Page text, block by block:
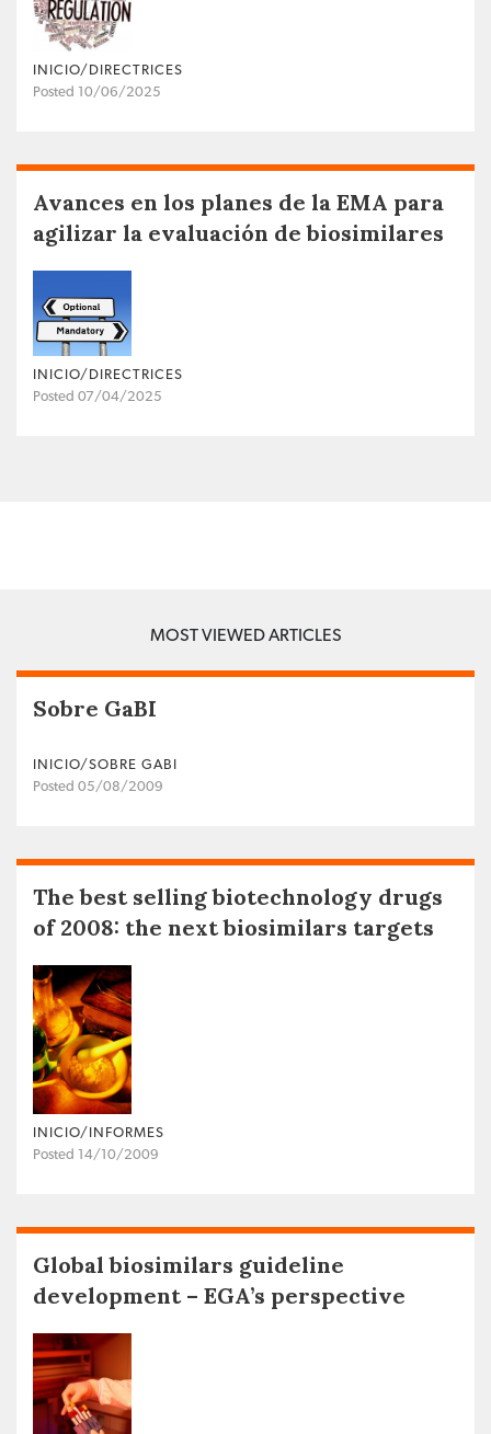
INICIO/DIRECTRICES
Posted 10/06/2025
Avances en los planes de la EMA para
agilizar la evaluación de biosimilares
INICIO/DIRECTRICES
Posted 07/04/2025
MOST VIEWED ARTICLES
Sobre GaBI
INICIO/SOBRE GABI
Posted 05/08/2009
The best selling biotechnology drugs
of 2008: the next biosimilars targets
INICIO/INFORMES
Posted 14/10/2009
Global biosimilars guideline
development – EGA’s perspective